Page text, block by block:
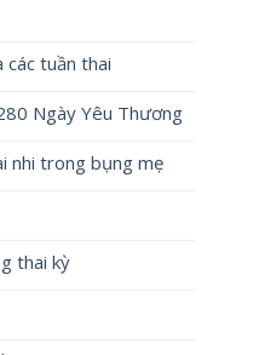
các tuần thai
Ngày Yêu Thương
nhi trong bụng mẹ
thai kỳ